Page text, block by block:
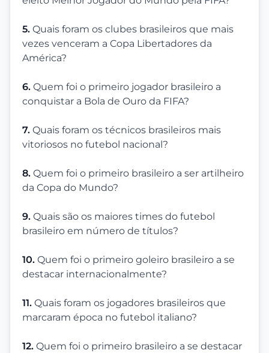
5. Quais foram os clubes brasileiros que mais
vezes venceram a Copa Libertadores da
América?
6. Quem foi o primeiro jogador brasileiro a
conquistar a Bola de Ouro da FIFA?
7. Quais foram os técnicos brasileiros mais
vitoriosos no futebol nacional?
8. Quem foi o primeiro brasileiro a ser artilheiro
da Copa do Mundo?
9. Quais são os maiores times do futebol
brasileiro em número de títulos?
10. Quem foi o primeiro goleiro brasileiro a se
destacar internacionalmente?
11. Quais foram os jogadores brasileiros que
marcaram época no futebol italiano?
12. Quem foi o primeiro brasileiro a se destacar